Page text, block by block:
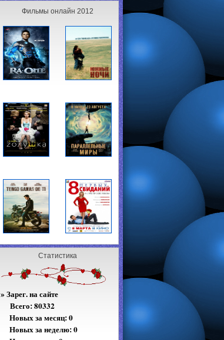
Фильмы онлайн 2012
Статистика
» Зарег. на сайте
Всего:80332
Новых за месяц: 0
Новых за неделю: 0